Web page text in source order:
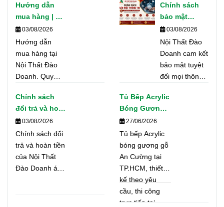
lượng, hỗ trợ
nhằm đảm bảo
quyền lợi tốt
TP. Hồ Chí Minh
và các tỉnh
thành. Cam kết
giao hàng đúng
tiến độ, an toàn
và đúng theo
Hướng dẫn
mua hàng | Nội
Thất Đào
Doanh
03/08/2026
Hướng dẫn
mua hàng tại
Nội Thất Đào
Doanh. Quy
báo giá, ký hợp
đồng, sản xuất,
giao hàng, lắp
đặt và bảo hành
minh bạch,
nhanh chóng.
Chính sách
bảo mật
thông tin |
Nội Thất Đào
Doanh
03/08/2026
Nội Thất Đào
Doanh cam kết
bảo mật tuyệt
đối mọi thông
khách hàng khi
sử dụng
ký tư vấn,
nhận báo giá
và mua sản
phẩm.
Chính sách
đổi trả và hoàn
tiền | Nội Thất
Đào Doanh
03/08/2026
Chính sách đổi
trả và hoàn tiền
của Nội Thất
Đào Doanh áp
Tủ Bếp Acrylic
Bóng Gương
Gỗ An Cường
Tại TP.HCM –
Thiết Kế Hiện
Đại, Thi Công
Chuyên
Nghiệp, Báo
Giá Minh Bạch
27/06/2026
Tủ bếp Acrylic
bóng gương gỗ
An Cường tại
TP.HCM, thiết
kế theo yêu
cầu, thi công
trực tiếp tại